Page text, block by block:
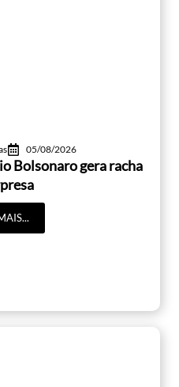
05/08/2026
Bolsonaro gera racha